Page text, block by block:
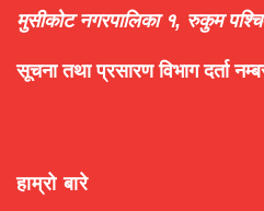
मुसीकोट नगरपालिका १, रुकुम
सूचना तथा प्रसारण विभाग दर्ता
हाम्रो बारे